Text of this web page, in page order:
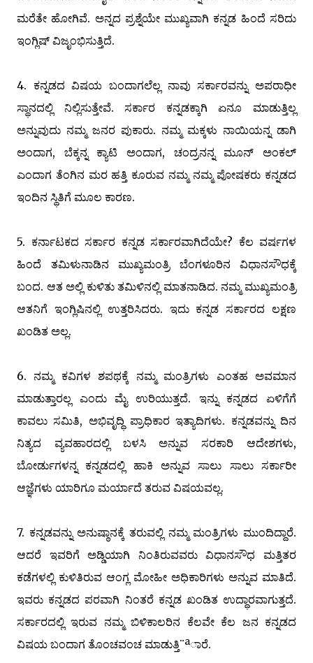
ಮರೆತೇ ಹೋಗಿವೆ. ಅನ್ನದ ಪ್ರಶ್ನೆಯೇ ಮುಖ್ಯವಾಗಿ ಕನ್ನಡ ಹಿಂದೆ ಸರಿದು
ಇಂಗ್ಲಿಷ್‌ ವಿಜೃಂಭಿಸುತ್ತಿದೆ.
4. ಕನ್ನಡದ ವಿಷಯ ಬಂದಾಗಲೆಲ್ಲ ನಾವು ಸರ್ಕಾರವನ್ನು ಅಪರಾಧೀ
ಸ್ಥಾನದಲ್ಲಿ ನಿಲ್ಲಿಸುತ್ತೇವೆ. ಸರ್ಕಾರ ಕನ್ನಡಕ್ಕಾಗಿ ಏನೂ ಮಾಡುತ್ತಿಲ್ಲ
ಅನ್ನುವುದು ನಮ್ಮ ಜನರ ಪುಕಾರು. ನಮ್ಮ ಮಕ್ಕಳು ನಾಯಿಯನ್ನ ಡಾಗಿ
ಅಂದಾಗ, ಬೆಕ್ಕನ್ನ ಕ್ಯಾಟಿ ಅಂದಾಗ, ಚಂದ್ರನನ್ನ ಮೂನ್‌ ಅಂಕಲ್‌
ಎಂದಾಗ ತೆಂಗಿನ ಮರ ಹತ್ತಿ ಕೂರುವ ನಮ್ಮ ನಮ್ಮ ಪೋಷಕರು ಕನ್ನಡದ
ಇಂದಿನ ಸ್ಥಿತಿಗೆ ಮೂಲ ಕಾರಣ.
5. ಕರ್ನಾಟಕದ ಸರ್ಕಾರ ಕನ್ನಡ ಸರ್ಕಾರವಾಗಿದೆಯೇ? ಕೆಲ ವರ್ಷಗಳ
ಹಿಂದೆ ತಮಿಳುನಾಡಿನ ಮುಖ್ಯಮಂತ್ರಿ ಬೆಂಗಳೂರಿನ ವಿಧಾನಸೌಧಕ್ಕೆ
ಬಂದ. ಆತ ಅಲ್ಲಿ ಕುಳಿತು ತಮಿಳಿನಲ್ಲಿ ಮಾತನಾಡಿದ. ನಮ್ಮ ಮುಖ್ಯಮಂತ್ರಿ
ಆತನಿಗೆ ಇಂಗ್ಲಿಷಿನಲ್ಲಿ ಉತ್ತರಿಸಿದರು. ಇದು ಕನ್ನಡ ಸರ್ಕಾರದ ಲಕ್ಷಣ
ಖಂಡಿತ ಅಲ್ಲ.
6. ನಮ್ಮ ಕವಿಗಳ ಶಪಥಕ್ಕೆ ನಮ್ಮ ಮಂತ್ರಿಗಳು ಎಂತಹ ಅವಮಾನ
ಮಾಡುತ್ತಾರಲ್ಲ ಎಂದು ಮೈ ಉರಿಯುತ್ತದೆ. ಇನ್ನು ಕನ್ನಡದ ಏಳಿಗೆಗೆ
ಕಾವಲು ಸಮಿತಿ, ಅಭಿವೃದ್ಧಿ ಪ್ರಾಧಿಕಾರ ಇತ್ಯಾದಿಗಳು. ಕನ್ನಡವನ್ನು ದಿನ
ನಿತ್ಯದ ವ್ಯವಹಾರದಲ್ಲಿ ಬಳಸಿ ಅನ್ನುವ ಸರಕಾರಿ ಆದೇಶಗಳು,
ಬೋರ್ಡುಗಳನ್ನ ಕನ್ನಡದಲ್ಲಿ ಹಾಕಿ ಅನ್ನುವ ಸಾಲು ಸಾಲು ಸರ್ಕಾರೀ
ಆಜ್ಞೆಗಳು ಯಾರಿಗೂ ಮರ್ಯಾದೆ ತರುವ ವಿಷಯವಲ್ಲ.
7. ಕನ್ನಡವನ್ನು ಅನುಷ್ಠಾನಕ್ಕೆ ತರುವಲ್ಲಿ ನಮ್ಮ ಮಂತ್ರಿಗಳು ಮುಂದಿದ್ದಾರೆ.
ಆದರೆ ಇವರಿಗೆ ಅಡ್ಡಿಯಾಗಿ ನಿಂತಿರುವವರು ವಿಧಾನಸೌಧ ಮತ್ತಿತರ
ಕಡೆಗಳಲ್ಲಿ ಕುಳಿತಿರುವ ಆಂಗ್ಲ ಮೋಹೀ ಅಧಿಕಾರಿಗಳು ಅನ್ನುವ ಮಾತಿದೆ.
ಇವರು ಕನ್ನಡದ ಪರವಾಗಿ ನಿಂತರೆ ಕನ್ನಡ ಖಂಡಿತ ಉದ್ಧಾರವಾಗುತ್ತದೆ.
ಸರ್ಕಾರದಲ್ಲಿ ಇರುವ ನಮ್ಮ ಬಿಳಿಕಾಲರಿನ ಕೆಲವೇ ಕೆಲ ಜನ ಕನ್ನಡದ
ವಿಷಯ ಬಂದಾಗ ತೊಂಚವಂಚ ಮಾಡುತ್ತಿ¨ªಾರೆ.